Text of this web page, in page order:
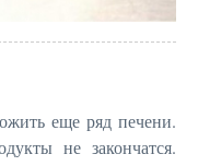
еще ряд печени.
не закончатся.